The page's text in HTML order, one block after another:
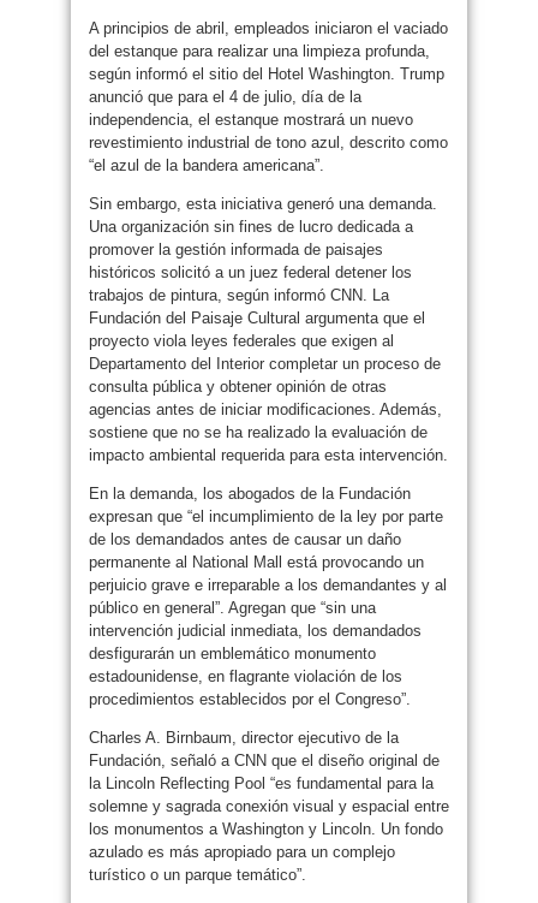
A principios de abril, empleados iniciaron el vaciado
del estanque para realizar una limpieza profunda,
según informó el sitio del Hotel Washington. Trump
anunció que para el 4 de julio, día de la
independencia, el estanque mostrará un nuevo
revestimiento industrial de tono azul, descrito como
“el azul de la bandera americana”.
Sin embargo, esta iniciativa generó una demanda.
Una organización sin fines de lucro dedicada a
promover la gestión informada de paisajes
históricos solicitó a un juez federal detener los
trabajos de pintura, según informó CNN. La
Fundación del Paisaje Cultural argumenta que el
proyecto viola leyes federales que exigen al
Departamento del Interior completar un proceso de
consulta pública y obtener opinión de otras
agencias antes de iniciar modificaciones. Además,
sostiene que no se ha realizado la evaluación de
impacto ambiental requerida para esta intervención.
En la demanda, los abogados de la Fundación
expresan que “el incumplimiento de la ley por parte
de los demandados antes de causar un daño
permanente al National Mall está provocando un
perjuicio grave e irreparable a los demandantes y al
público en general”. Agregan que “sin una
intervención judicial inmediata, los demandados
desfigurarán un emblemático monumento
estadounidense, en flagrante violación de los
procedimientos establecidos por el Congreso”.
Charles A. Birnbaum, director ejecutivo de la
Fundación, señaló a CNN que el diseño original de
la Lincoln Reflecting Pool “es fundamental para la
solemne y sagrada conexión visual y espacial entre
los monumentos a Washington y Lincoln. Un fondo
azulado es más apropiado para un complejo
turístico o un parque temático”.